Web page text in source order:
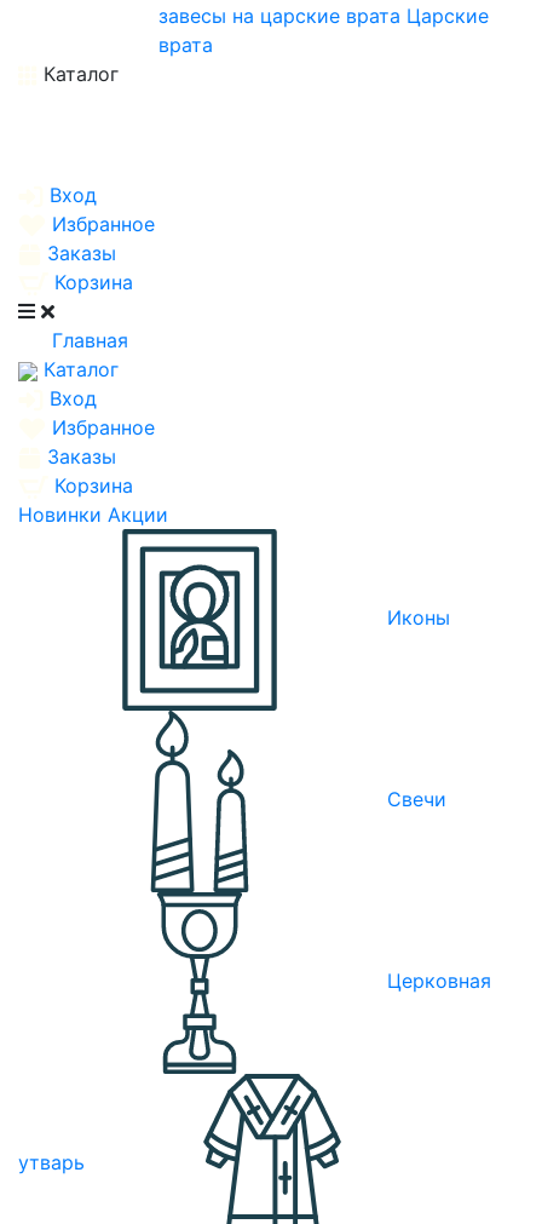
завесы на царские врата Царские
врата
Каталог
Вход
Избранное
Заказы
Корзина
Главная
Каталог
Вход
Избранное
Заказы
Корзина
Новинки Акции
Иконы
Свечи
Церковная
утварь